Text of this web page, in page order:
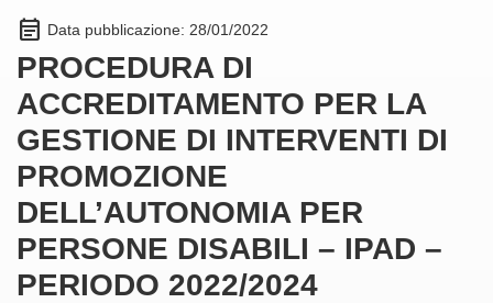
event_note Data pubblicazione: 28/01/2022
PROCEDURA DI
ACCREDITAMENTO PER LA
GESTIONE DI INTERVENTI DI
PROMOZIONE
DELL’AUTONOMIA PER
PERSONE DISABILI – IPAD –
PERIODO 2022/2024